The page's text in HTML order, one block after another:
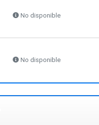
No disponible
No disponible